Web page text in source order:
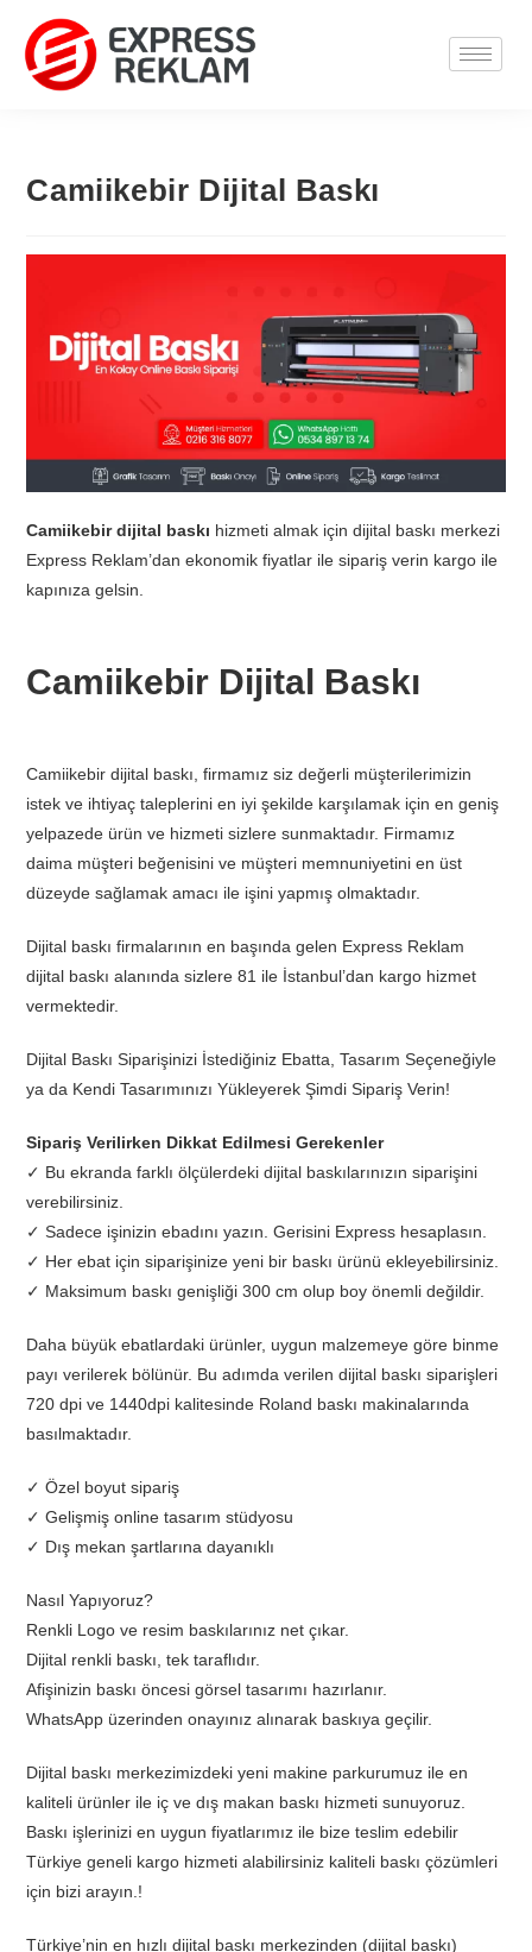
Camiikebir Dijital Baskı
Camiikebir dijital baskı hizmeti almak için dijital baskı merkezi
Express Reklam’dan ekonomik fiyatlar ile sipariş verin kargo ile
kapınıza gelsin.
Camiikebir Dijital Baskı
Camiikebir dijital baskı, firmamız siz değerli müşterilerimizin
istek ve ihtiyaç taleplerini en iyi şekilde karşılamak için en geniş
yelpazede ürün ve hizmeti sizlere sunmaktadır. Firmamız
daima müşteri beğenisini ve müşteri memnuniyetini en üst
düzeyde sağlamak amacı ile işini yapmış olmaktadır.
Dijital baskı firmalarının en başında gelen Express Reklam
dijital baskı alanında sizlere 81 ile İstanbul’dan kargo hizmet
vermektedir.
Dijital Baskı Siparişinizi İstediğiniz Ebatta, Tasarım Seçeneğiyle
ya da Kendi Tasarımınızı Yükleyerek Şimdi Sipariş Verin!
Sipariş Verilirken Dikkat Edilmesi Gerekenler
✓ Bu ekranda farklı ölçülerdeki dijital baskılarınızın siparişini
verebilirsiniz.
✓ Sadece işinizin ebadını yazın. Gerisini Express hesaplasın.
✓ Her ebat için siparişinize yeni bir baskı ürünü ekleyebilirsiniz.
✓ Maksimum baskı genişliği 300 cm olup boy önemli değildir.
Daha büyük ebatlardaki ürünler, uygun malzemeye göre binme
payı verilerek bölünür. Bu adımda verilen dijital baskı siparişleri
720 dpi ve 1440dpi kalitesinde Roland baskı makinalarında
basılmaktadır.
✓ Özel boyut sipariş
✓ Gelişmiş online tasarım stüdyosu
✓ Dış mekan şartlarına dayanıklı
Nasıl Yapıyoruz?
Renkli Logo ve resim baskılarınız net çıkar.
Dijital renkli baskı, tek taraflıdır.
Afişinizin baskı öncesi görsel tasarımı hazırlanır.
WhatsApp üzerinden onayınız alınarak baskıya geçilir.
Dijital baskı merkezimizdeki yeni makine parkurumuz ile en
kaliteli ürünler ile iç ve dış makan baskı hizmeti sunuyoruz.
Baskı işlerinizi en uygun fiyatlarımız ile bize teslim edebilir
Türkiye geneli kargo hizmeti alabilirsiniz kaliteli baskı çözümleri
için bizi arayın.!
Türkiye’nin en hızlı dijital baskı merkezinden (dijital baskı)